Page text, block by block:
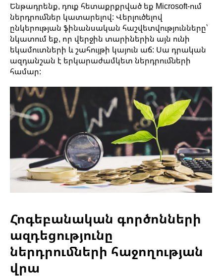
Ենթադրենք, դուք հետաքրքրված եք Microsoft-ում
ներդրումներ կատարելով: Վերլուծելով
ընկերության ֆինանսական հաշվետվությունները՝
նկատում եք, որ վերջին տարիներին այն ունի
եկամուտների և շահույթի կայուն աճ: Սա դրական
ազդանշան է երկարաժամկետ ներդրումների
համար:
Հոգեբանական գործոնների
ազդեցությունը
ներդրումների հաջողության
վրա